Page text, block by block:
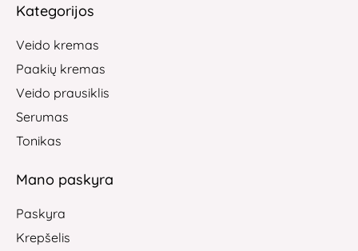
Kategorijos
Veido kremas
Paakių kremas
Veido prausiklis
Serumas
Tonikas
Mano paskyra
Paskyra
Krepšelis